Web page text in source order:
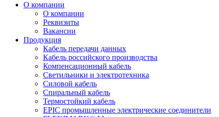
О компании
О компании
Реквизиты
Вакансии
Продукция
Кабель передачи данных
Кабель российского производства
Компенсационный кабель
Светильники и электротехника
Силовой кабель
Спиральный кабель
Термостойкий кабель
EPIC промышленные электрические соединители